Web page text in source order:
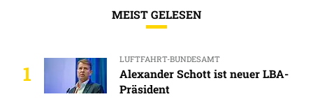
MEIST GELESEN
1
LUFTFAHRT-BUNDESAMT
Alexander Schott ist neuer LBA-
Präsident